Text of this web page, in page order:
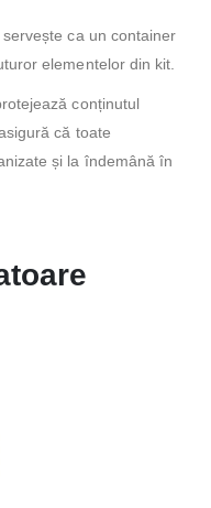
ca un container
elementelor din kit.
conținutul
că toate
și la îndemână în